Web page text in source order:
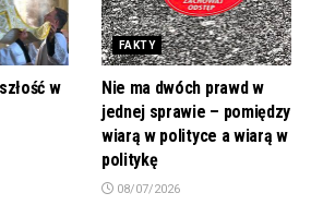
w
FAKTY
Nie ma dwóch prawd w
jednej sprawie – pomiędzy
wiarą w polityce a wiarą w
politykę
08/07/2026